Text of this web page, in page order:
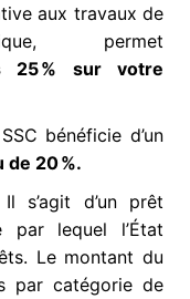
aux travaux de
permet
25 % sur votre
bénéficie d’un
de 20 %.
s’agit d’un prêt
par lequel l’État
Le montant du
par catégorie de